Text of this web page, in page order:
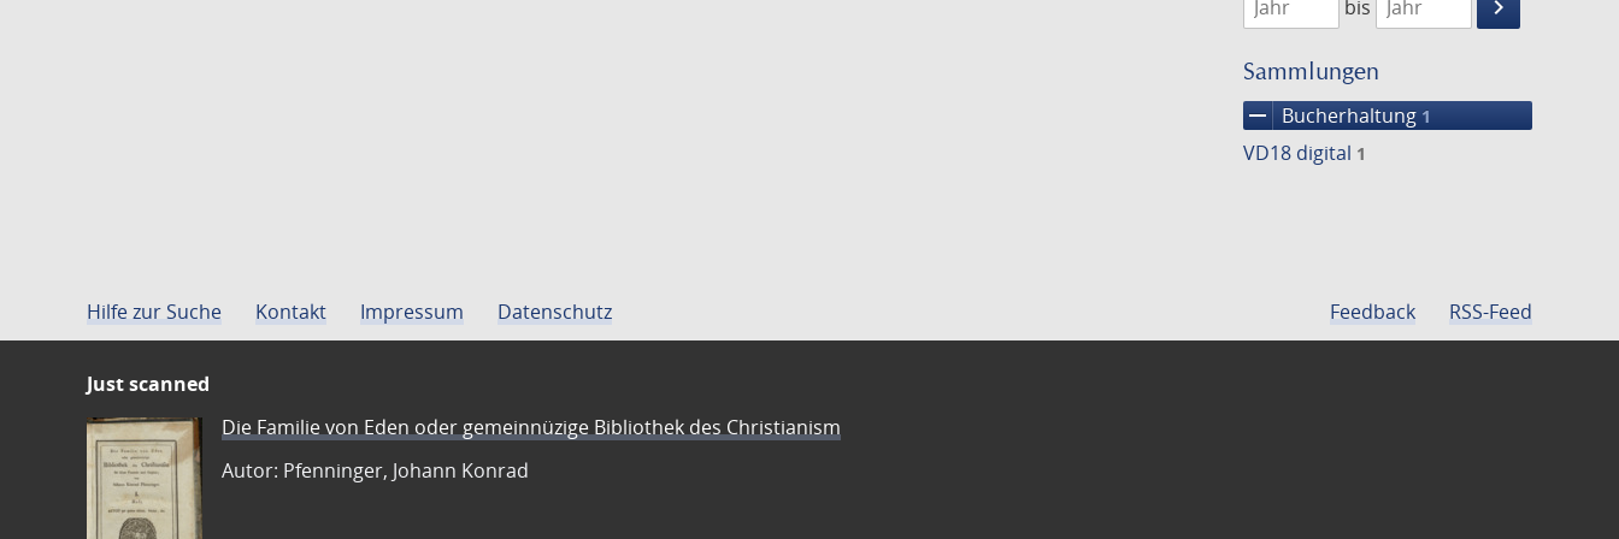
bis
keyboard_arrow_right
Suche
Sammlungen
remove Bucherhaltung 1
VD18 digital 1
Hilfe zur Suche Kontakt Impressum Datenschutz Feedback RSS-Feed
Just scanned
Die Familie von Eden oder gemeinnüzige Bibliothek des Christianism
Autor: Pfenninger, Johann Konrad